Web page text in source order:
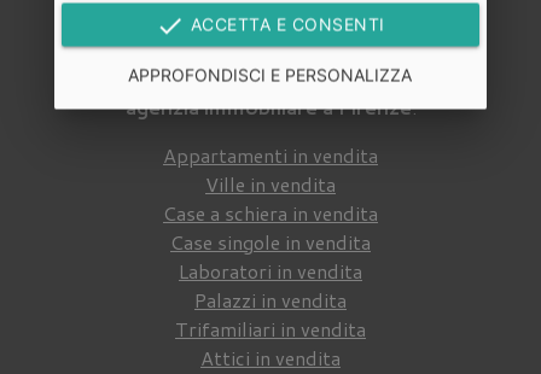
Immobili in vendita
Cerca tra gliimmobili in venditadella nostra
agenzia immobiliare a Firenze:
Appartamenti in vendita
Ville in vendita
Case a schiera in vendita
Case singole in vendita
Laboratori in vendita
Palazzi in vendita
Trifamiliari in vendita
Attici in vendita
done ACCETTA E CONSENTI
APPROFONDISCI E PERSONALIZZA